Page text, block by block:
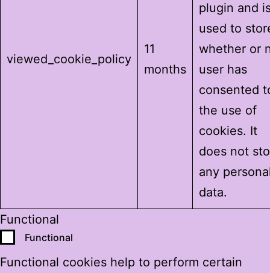
viewed_cookie_policy
11
months
plugin and
used to
whether or
user has
consented
the use of
cookies. It
does not
any
data.
Functional
Functional
Functional cookies help to perform certain